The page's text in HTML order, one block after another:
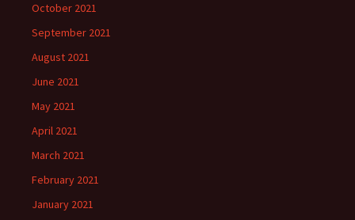
October 2021
September 2021
August 2021
June 2021
May 2021
April 2021
March 2021
February 2021
January 2021